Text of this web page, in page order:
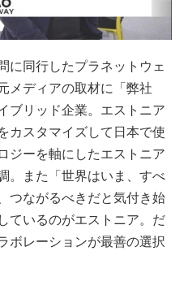
同行したプラネットウェ
メディアの取材に「弊社
ブリッド企業。エストニア
カスタマイズして日本で使
ジーを軸にしたエストニア
。また「世界はいま、すべ
つながるべきだと気付き始
ているのがエストニア。だ
ボレーションが最善の選択